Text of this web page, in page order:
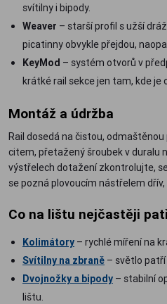
svítilny i bipody.
Weaver – starší profil s užší
picatinny obvykle přejdou,
KeyMod – systém otvorů v
krátké rail sekce jen tam, kde je
Montáž a údržba
Rail dosedá na čistou,
citem, přetažený šroubek v duralu
výstřelech dotažení zkontrolujte,
se pozná plovoucím nástřelem
Co na lištu nejčastěji
Kolimátory – rychlé míření na
Svítilny na zbraně – světlo patří
Dvojnožky a bipody – stabilní
lištu.